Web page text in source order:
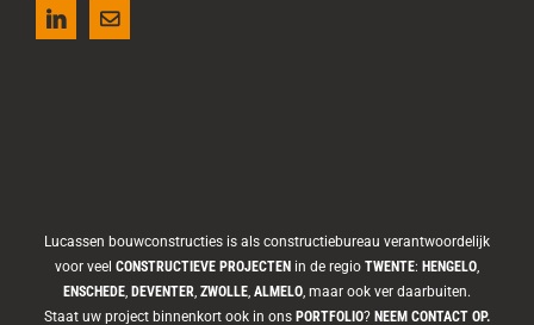
Lucassen bouwconstructies is als constructiebureau verantwoordelijk
voor veel CONSTRUCTIEVE PROJECTEN in de regio TWENTE: HENGELO,
ENSCHEDE, DEVENTER, ZWOLLE, ALMELO, maar ook ver daarbuiten.
Staat uw project binnenkort ook in ons PORTFOLIO? NEEM CONTACT OP.